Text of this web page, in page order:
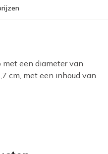
een diameter van
cm, met een inhoud van